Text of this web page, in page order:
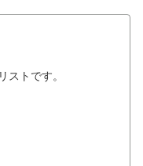
トです。